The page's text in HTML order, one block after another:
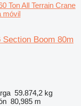
Ton All Terrain Crane
móvil
Section Boom 80m
59.874,2 kg
80,985 m